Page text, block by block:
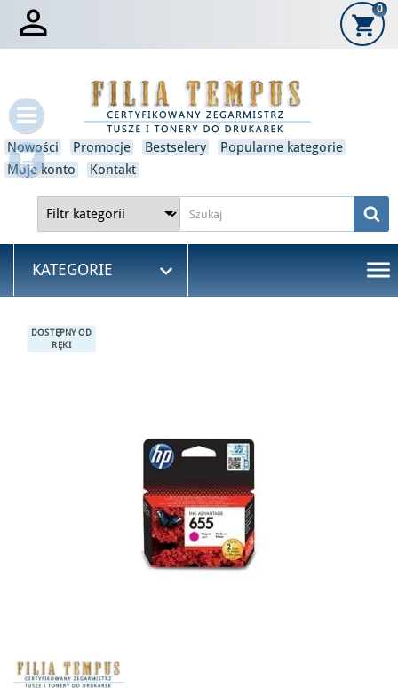

shopping_cart
shopping_cart
0
Nowości Promocje Bestselery
Popularne kategorie
Moje konto
Kontakt
KATEGORIE  menu
DOSTĘPNY OD
RĘKI
Zaloguj się ×
Musisz być zalogowany, aby zapisać produkty na swojej
liście życzeń.
Anulować